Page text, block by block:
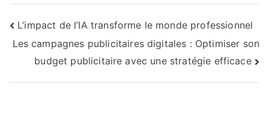
Navigation
de
l’article
L’impact de l’IA transforme le monde professionnel
Les campagnes publicitaires digitales : Optimiser son
budget publicitaire avec une stratégie efficace